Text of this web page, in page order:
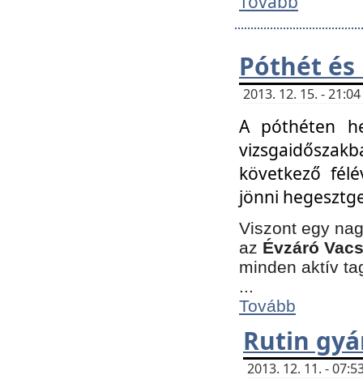
Póthét és
2013. 12. 15. -
A póthéten
következő
jönni
Viszont egy
az Évzáró
minden aktív
...
Tovább
Rutin
2013. 12. 11. -